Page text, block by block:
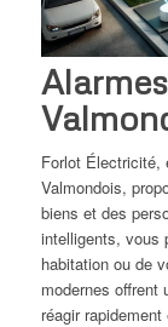
Forlot Électricité,
Valmondois,
biens et des
intelligents, vous
habitation ou de
modernes offrent
réagir